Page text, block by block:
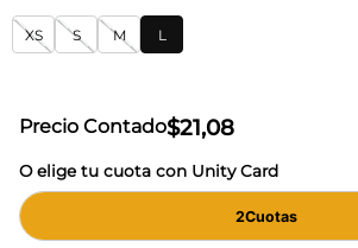
XS S M L
Precio Contado$21,08
O elige tu cuota con Unity Card
2Cuotas